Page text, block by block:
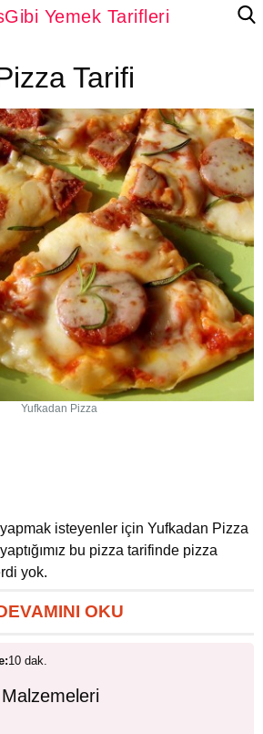
Yemek Tarifleri
Tarifi
Yufkadan Pizza
yapmak isteyenler için Yufkadan Pizza
bu pizza tarifinde pizza
yok.
OKU
10 dak.